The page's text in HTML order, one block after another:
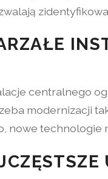
centralnego
modernizacji
nowe